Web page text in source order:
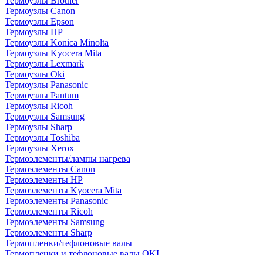
Термоузлы Canon
Термоузлы Epson
Термоузлы HP
Термоузлы Konica Minolta
Термоузлы Kyocera Mita
Термоузлы Lexmark
Термоузлы Oki
Термоузлы Panasonic
Термоузлы Pantum
Термоузлы Ricoh
Термоузлы Samsung
Термоузлы Sharp
Термоузлы Toshiba
Термоузлы Xerox
Термоэлементы/лампы нагрева
Термоэлементы Canon
Термоэлементы HP
Термоэлементы Kyocera Mita
Термоэлементы Panasonic
Термоэлементы Ricoh
Термоэлементы Samsung
Термоэлементы Sharp
Термопленки/тефлоновые валы